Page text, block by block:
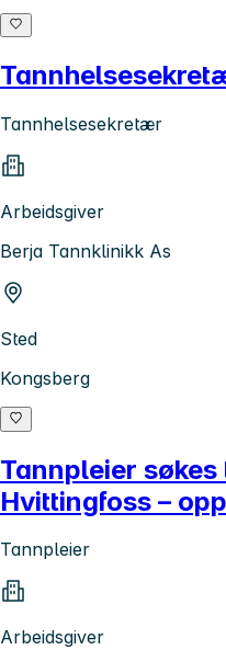
Tannhelsesekretær
Arbeidsgiver
Berja Tannklinikk As
Sted
Kongsberg
Tannpleier
Hvittingfoss –
Tannpleier
Arbeidsgiver